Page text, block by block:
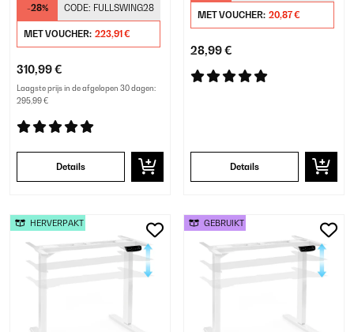
-28% CODE: FULLSWING28
MET VOUCHER: 223,91 €
310,99 €
Laagste prijs in de afgelopen 30 dagen:
295,99 €
Details
MET VOUCHER: 20,87 €
28,99 €
Details
HERVERPAKT GEBRUIKT